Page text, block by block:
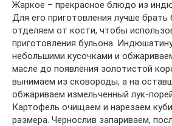
Жаркое – прекрасное блюдо из
Для его приготовления лучше
отделяем от кости, чтобы
приготовления бульона.
небольшими кусочками и
масле до появления золотистой
вынимаем из сковороды, а на
обжариваем измельченный лук-
Картофель очищаем и нарезаем
размера. Чернослив запариваем,